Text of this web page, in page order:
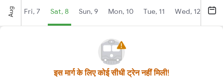
Aug Fri, 7 Sat, 8 Sun, 9 Mon, 10 Tue, 11 Wed, 12
इस मार्ग के लिए कोई सीधी ट्रेन नहीं मिली!